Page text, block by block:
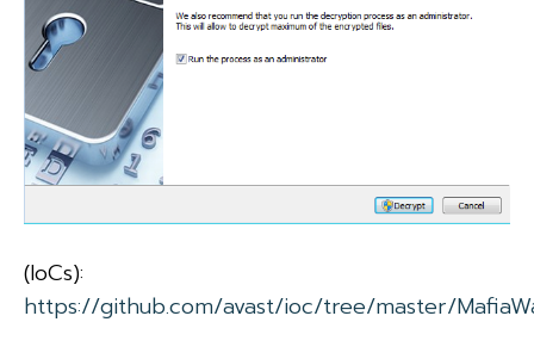
(IoCs):
https://github.com/avast/ioc/tree/master/